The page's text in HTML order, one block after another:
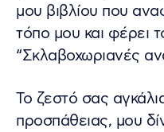
μου βιβλίου που
τόπο μου και φέρει
“Σκλαβοχωριανές
Το ζεστό σας
προσπάθειας, μου